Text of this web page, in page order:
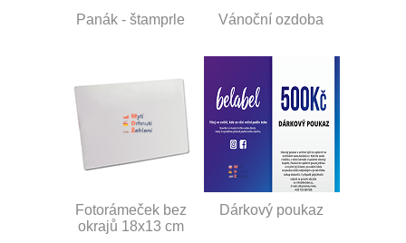
Panák - štamprle Vánoční ozdoba
Fotorámeček bez
okrajů 18x13 cm
Dárkový poukaz